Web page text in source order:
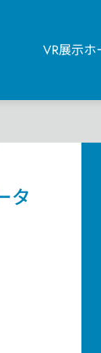
VR展示ホ
タ